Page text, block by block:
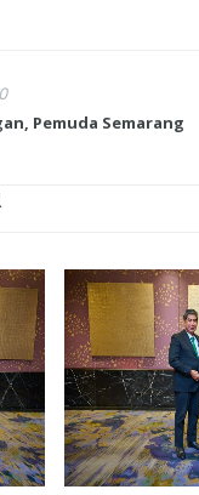
Pemuda Semarang